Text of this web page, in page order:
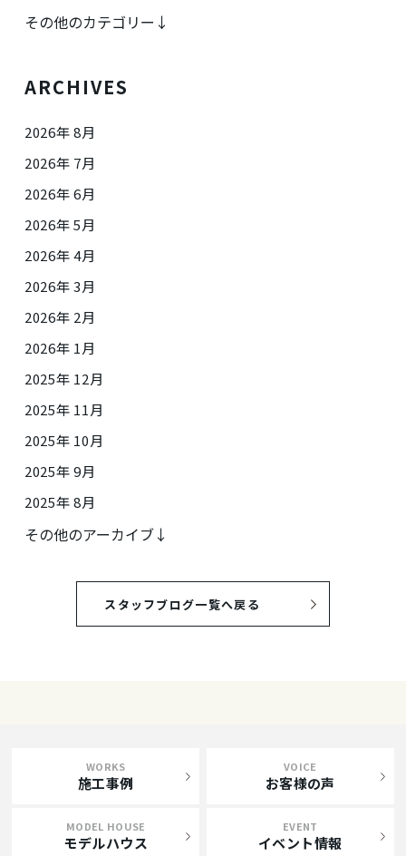
その他のカテゴリー↓
ARCHIVES
2026年 8月
2026年 7月
2026年 6月
2026年 5月
2026年 4月
2026年 3月
2026年 2月
2026年 1月
2025年 12月
2025年 11月
2025年 10月
2025年 9月
2025年 8月
その他のアーカイブ↓
スタッフブログ一覧へ戻る
WORKS
施工事例
VOICE
お客様の声
MODEL HOUSE
モデルハウス
EVENT
イベント情報